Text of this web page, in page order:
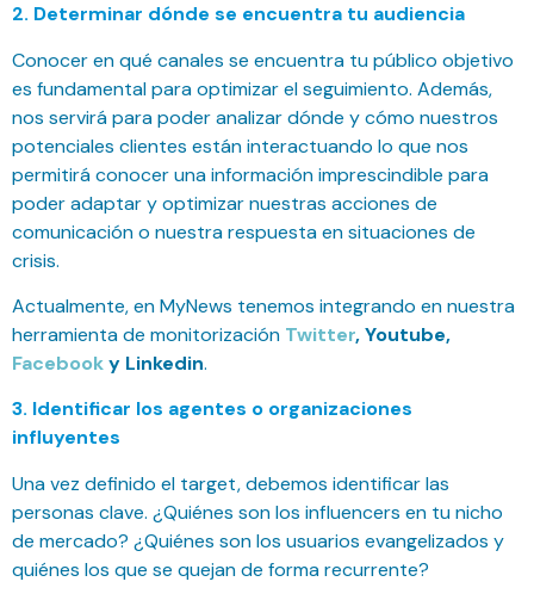
2. Determinar dónde se encuentra tu audiencia
Conocer en qué canales se encuentra tu público objetivo
es fundamental para optimizar el seguimiento. Además,
nos servirá para poder analizar dónde y cómo nuestros
potenciales clientes están interactuando lo que nos
permitirá conocer una información imprescindible para
poder adaptar y optimizar nuestras acciones de
comunicación o nuestra respuesta en situaciones de
crisis.
Actualmente, en MyNews tenemos integrando en nuestra
herramienta de monitorización Twitter, Youtube,
Facebooky Linkedin.
3. Identificar los agentes o organizaciones
influyentes
Una vez definido el target, debemos identificar las
personas clave. ¿Quiénes son los influencers en tu nicho
de mercado? ¿Quiénes son los usuarios evangelizados y
quiénes los que se quejan de forma recurrente?